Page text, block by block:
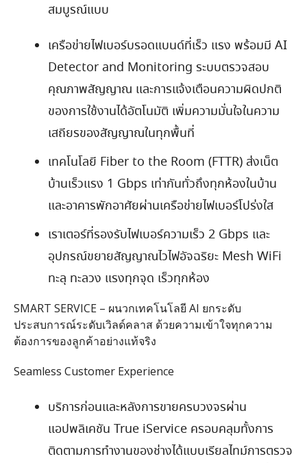
สมบูรณ์แบบ
เครือข่ายไฟเบอร์บรอดแบนด์ที่เร็ว แรง พร้อมมี AI
Detector and Monitoring ระบบตรวจสอบ
คุณภาพสัญญาณ และการแจ้งเตือนความผิดปกติ
ของการใช้งานได้อัตโนมัติ เพิ่มความมั่นใจในความ
เสถียรของสัญญาณในทุกพื้นที่
เทคโนโลยี Fiber to the Room (FTTR) ส่งเน็ต
บ้านเร็วแรง 1 Gbps เท่ากันทั่วถึงทุกห้องในบ้าน
และอาคารพักอาศัยผ่านเครือข่ายไฟเบอร์โปร่งใส
เราเตอร์ที่รองรับไฟเบอร์ความเร็ว 2 Gbps และ
อุปกรณ์ขยายสัญญาณไวไฟอัจฉริยะMesh WiFi
ทะลุ ทะลวง แรงทุกจุด เร็วทุกห้อง
SMART SERVICE – ผนวกเทคโนโลยี AI ยกระดับ
ประสบการณ์ระดับเวิลด์คลาส ด้วยความเข้าใจทุกความ
ต้องการของลูกค้าอย่างแท้จริง
Seamless Customer Experience
บริการก่อนและหลังการขายครบวงจรผ่าน
แอปพลิเคชัน True iService ครอบคลุมทั้งการ
ติดตามการทำงานของช่างได้แบบเรียลไทม์การตรวจ